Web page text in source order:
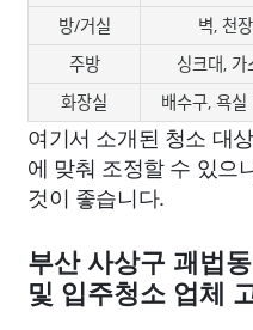
방/거실
벽, 천
주방
싱크대,
화장실
배수구, 욕
여기서 소개된 청소 대
에 맞춰 조정할 수 있으
것이 좋습니다.
부산 사상구 괘법
및 입주청소 업체